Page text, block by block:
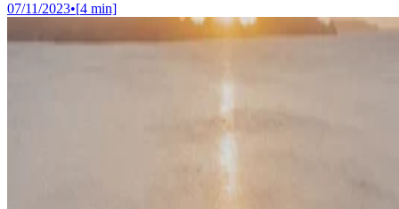
07/11/2023•[4 min]